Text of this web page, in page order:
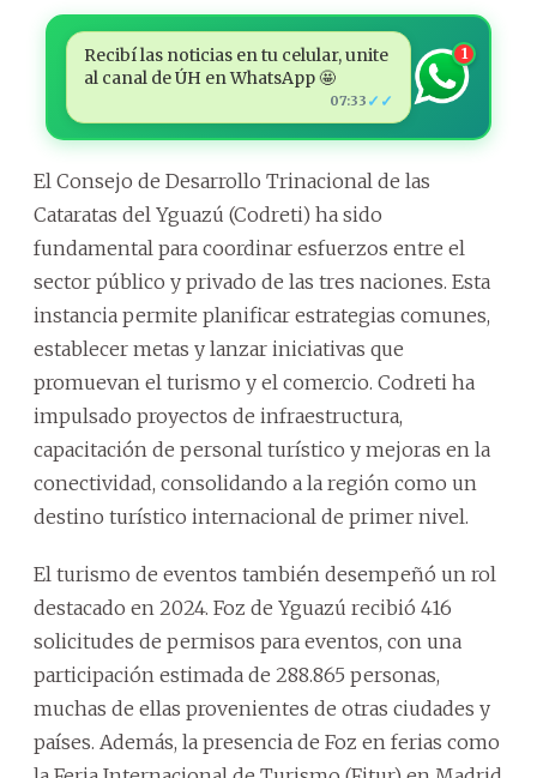
Recibí las noticias en tu celular, unite
al canal de ÚH en WhatsApp 🤩
07:33 ✓✓
1
El Consejo de Desarrollo Trinacional de las
Cataratas del Yguazú (Codreti) ha sido
fundamental para coordinar esfuerzos entre el
sector público y privado de las tres naciones. Esta
instancia permite planificar estrategias comunes,
establecer metas y lanzar iniciativas que
promuevan el turismo y el comercio. Codreti ha
impulsado proyectos de infraestructura,
capacitación de personal turístico y mejoras en la
conectividad, consolidando a la región como un
destino turístico internacional de primer nivel.
El turismo de eventos también desempeñó un rol
destacado en 2024. Foz de Yguazú recibió 416
solicitudes de permisos para eventos, con una
participación estimada de 288.865 personas,
muchas de ellas provenientes de otras ciudades y
países. Además, la presencia de Foz en ferias como